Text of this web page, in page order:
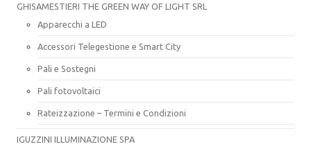
GHISAMESTIERI THE GREEN WAY OF LIGHT SRL
Apparecchi a LED
Accessori Telegestione e Smart City
Pali e Sostegni
Pali fotovoltaici
Rateizzazione – Termini e Condizioni
IGUZZINI ILLUMINAZIONE SPA